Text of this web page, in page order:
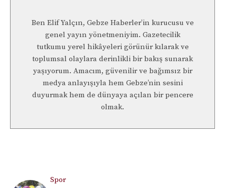
Ben Elif Yalçın, Gebze Haberler’in kurucusu ve
genel yayın yönetmeniyim. Gazetecilik
tutkumu yerel hikâyeleri görünür kılarak ve
toplumsal olaylara derinlikli bir bakış sunarak
yaşıyorum. Amacım, güvenilir ve bağımsız bir
medya anlayışıyla hem Gebze’nin sesini
duyurmak hem de dünyaya açılan bir pencere
olmak.
Spor